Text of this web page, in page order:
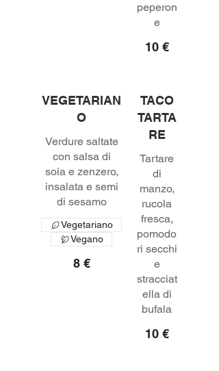
peperon
e
10 €
VEGETARIAN
O
Verdure saltate
con salsa di
soia e zenzero,
insalata e semi
di sesamo
8 €
Vegetariano
Vegano
TACO
TARTA
RE
Tartare
di
manzo,
rucola
fresca,
pomodo
ri secchi
e
stracciat
ella di
bufala
10 €